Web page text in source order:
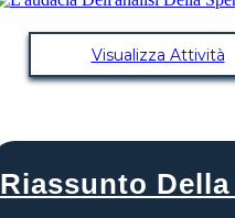
Visualizza Attività
Riassunto Della